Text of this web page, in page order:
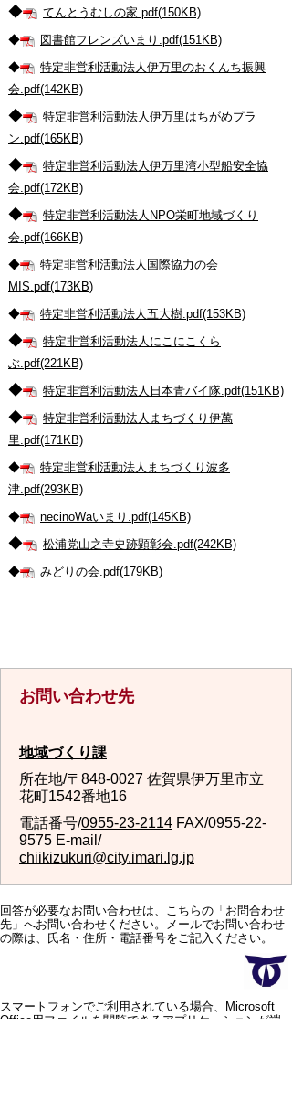
◆
てんとうむしの家.pdf(150KB)
◆
図書館フレンズいまり.pdf(151KB)
◆
特定非営利活動法人伊万里のおくんち振興
会.pdf(142KB)
◆
特定非営利活動法人伊万里はちがめプラ
ン.pdf(165KB)
◆
特定非営利活動法人伊万里湾小型船安全協
会.pdf(172KB)
◆
特定非営利活動法人NPO栄町地域づくり
会.pdf(166KB)
◆
特定非営利活動法人国際協力の会
MIS.pdf(173KB)
◆
特定非営利活動法人五大樹.pdf(153KB)
◆
特定非営利活動法人にこにこくら
ぶ.pdf(221KB)
◆ 特定非営利活動法人日本青バイ隊.pdf(151KB)
◆
特定非営利活動法人まちづくり伊萬
里.pdf(171KB)
◆
特定非営利活動法人まちづくり波多
津.pdf(293KB)
◆
necinoWaいまり.pdf(145KB)
◆
松浦党山之寺史跡顕彰会.pdf(242KB)
◆
みどりの会.pdf(179KB)
お問い合わせ先
地域づくり課
所在地/〒848-0027 佐賀県伊万里市立
花町1542番地16
電話番号/0955-23-2114 FAX/0955-22-
9575 E-mail/
chiikizukuri@city.imari.lg.jp
回答が必要なお問い合わせは、こちらの「お問合わせ
先」へお問い合わせください。メールでお問い合わせ
の際は、氏名・住所・電話番号をご記入ください。
スマートフォンでご利用されている場合、Microsoft
Office用ファイルを閲覧できるアプリケーションが端